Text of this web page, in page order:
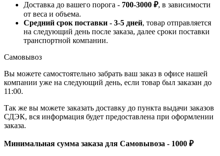
Доставка до вашего порога - 700-3000 ₽, в зависимости
от веса и объема.
Средний срок поставки - 3-5 дней, товар отправляется
на следующий день после заказа, далее сроки поставки
транспортной компании.
Самовывоз
Вы можете самостоятельно забрать ваш заказ в офисе нашей
компании уже на следующий день, если товар был заказан до
11:00.
Так же вы можете заказать доставку до пункта выдачи заказов
СДЭК, вся информация будет предоставлена при оформлении
заказа.
Минимальная сумма заказа для Самовывоза - 1000 ₽